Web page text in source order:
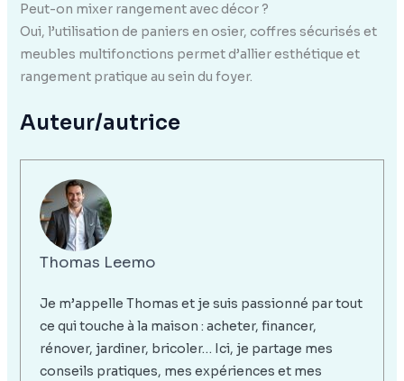
Peut-on mixer rangement avec décor ?
Oui, l’utilisation de paniers en osier, coffres sécurisés et
meubles multifonctions permet d’allier esthétique et
rangement pratique au sein du foyer.
Auteur/autrice
Thomas Leemo
Je m’appelle Thomas et je suis passionné par tout
ce qui touche à la maison : acheter, financer,
rénover, jardiner, bricoler… Ici, je partage mes
conseils pratiques, mes expériences et mes